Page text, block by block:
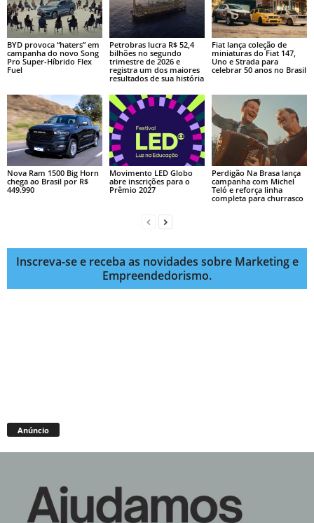
BYD provoca “haters” em
campanha do novo Song
Pro Super-Híbrido Flex
Fuel
Petrobras lucra R$ 52,4
bilhões no segundo
trimestre de 2026 e
registra um dos maiores
resultados de sua história
Fiat lança coleção de
miniaturas do Fiat 147,
Uno e Strada para
celebrar 50 anos no Brasil
Nova Ram 1500 Big Horn
chega ao Brasil por R$
449.990
Movimento LED Globo
abre inscrições para o
Prêmio 2027
Perdigão Na Brasa lança
campanha com Michel
Teló e reforça linha
completa para churrasco
Inscreva-se e receba as novidades sobre Marketing e
Empreendedorismo.
Anúncio